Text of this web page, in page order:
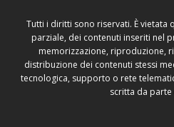
Tutti i diritti sono riservati. È vietata
parziale, dei contenuti inseriti nel
memorizzazione, riproduzione,
distribuzione dei contenuti stessi
tecnologica, supporto o rete
scritta da parte